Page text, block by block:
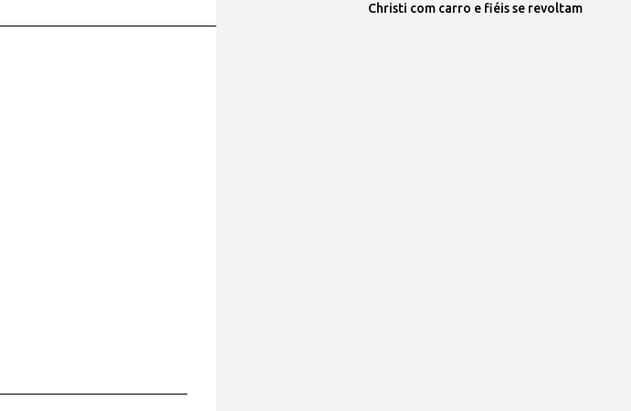
Christi com carro e fiéis se revoltam